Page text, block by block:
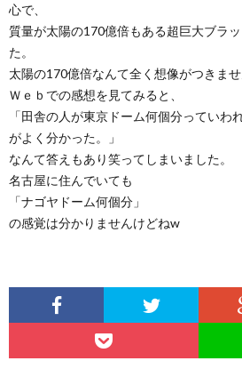
心で、
質量が太陽の170億倍もある超巨大ブラ
た。
太陽の170億倍なんて全く想像がつきませ
Ｗｅｂでの感想を見てみると、
「田舎の人が東京ドーム何個分っていわ
がよく分かった。」
なんて答えもあり笑ってしまいました。
名古屋に住んでいても
「ナゴヤドーム何個分」
の感覚は分かりませんけどねw